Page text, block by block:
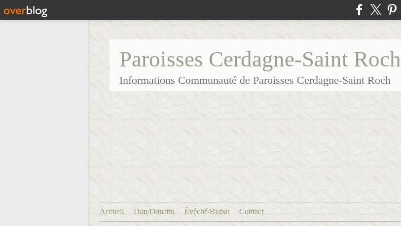
Paroisses Cerdagne-Saint Roch
Informations Communauté de Paroisses Cerdagne-Saint Roch
Accueil Don/Donatiu Évêché/Bisbat Contact